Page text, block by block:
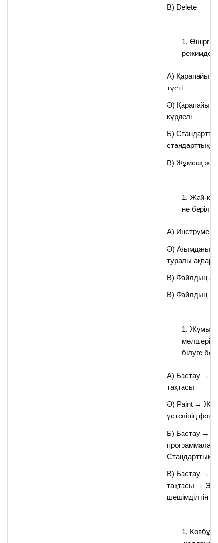
B) Delete
А) Қарапайым
түсті
Ә) Қарапайым
күрделі
Б)
стандарттық
В) Жұмсақ
Жай-
не
А)
Ә) Ағымдағы
туралы
В) Файлдың
В) Файлдың
Жұмыс
мөлшерін
білуге
А) Бастау →
тақтасы
Ә) Paint →
үстелінің
Б) Бастау →
Стандарттық
В) Бастау →
тақтасы →
шешімділігін